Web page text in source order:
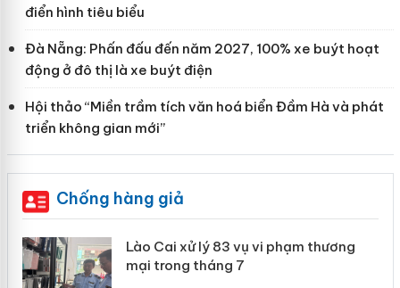
điển hình tiêu biểu
Đà Nẵng: Phấn đấu đến năm 2027, 100% xe buýt hoạt
động ở đô thị là xe buýt điện
Hội thảo “Miền trầm tích văn hoá biển Đầm Hà và phát
triển không gian mới”
Chống hàng giả
Lào Cai xử lý 83 vụ vi phạm thương
mại trong tháng 7